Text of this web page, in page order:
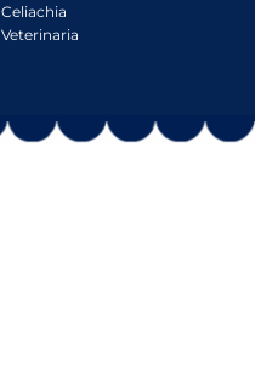
Celiachia
Veterinaria